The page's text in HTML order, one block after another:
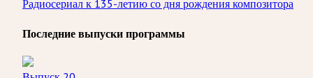
Радиосериал к 135-летию со дня рождения композитора
Последние выпуски программы